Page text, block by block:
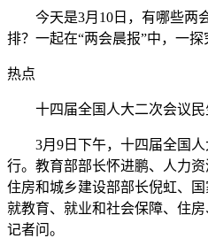
今天是3月10日，有哪些两
排？一起在“两会晨报”中，一探
热点
十四届全国人大二次会议民
3月9日下午，十四届全国人
行。教育部部长怀进鹏、人力
住房和城乡建设部部长倪虹、
就教育、就业和社会保障、住
记者问。